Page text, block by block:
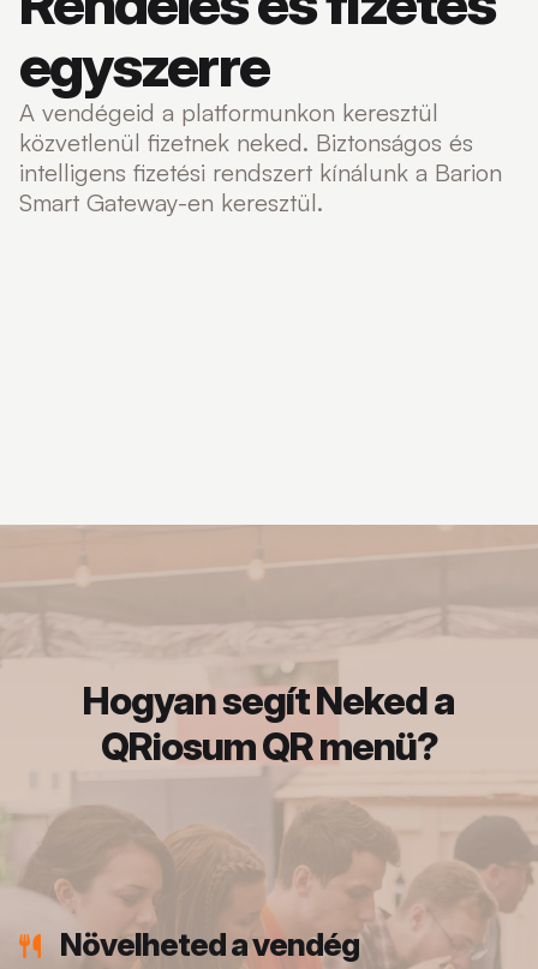
egyszerre
A vendégeid a platformunkon keresztül
közvetlenül fizetnek neked. Biztonságos és
intelligens fizetési rendszert kínálunk a Barion
Smart Gateway-en keresztül.
Hogyan segít Neked a
QRiosum QR menü?
Növelheted a vendég